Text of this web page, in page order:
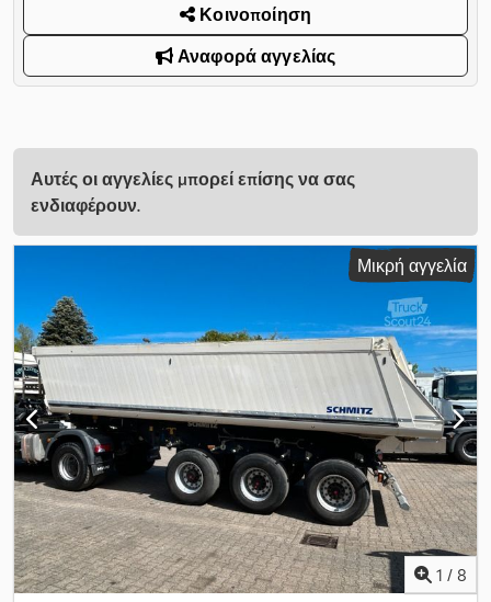
Κοινοποίηση
Αναφορά αγγελίας
Αυτές οι αγγελίες μπορεί επίσης να σας
ενδιαφέρουν.
Μικρή αγγελία
1 / 8